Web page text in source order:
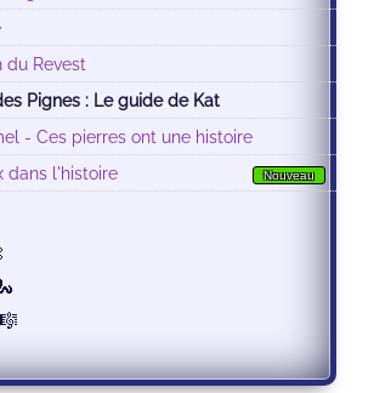
du Revest
Pignes : Le guide de Kat
- Ces pierres ont une histoire
Nouveau
dans l'histoire